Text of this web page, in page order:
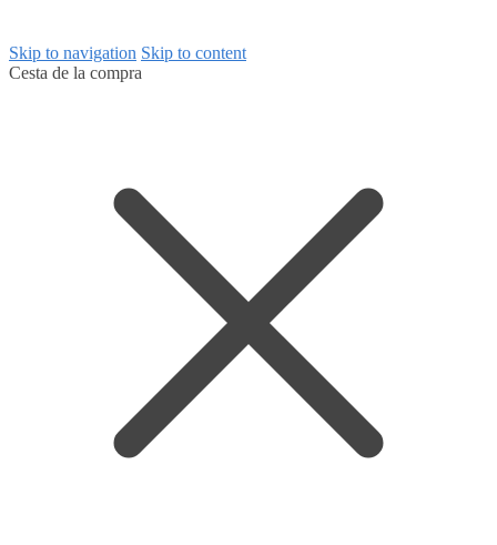
Skip to navigation Skip to content
Cesta de la compra